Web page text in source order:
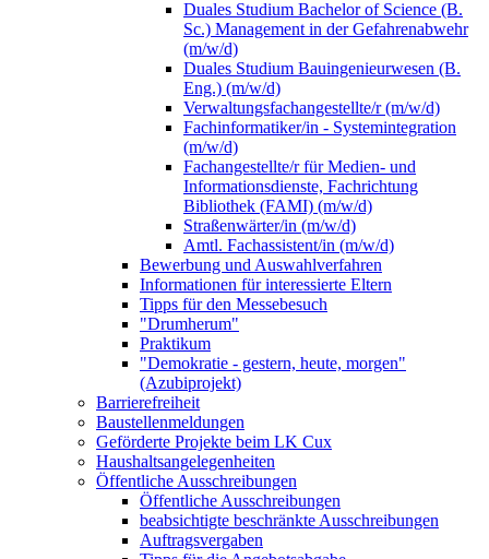
Duales Studium Bachelor of Science (B.
Sc.) Management in der Gefahrenabwehr
(m/w/d)
Duales Studium Bauingenieurwesen (B.
Eng.) (m/w/d)
Verwaltungsfachangestellte/r (m/w/d)
Fachinformatiker/in - Systemintegration
(m/w/d)
Fachangestellte/r für Medien- und
Informationsdienste, Fachrichtung
Bibliothek (FAMI) (m/w/d)
Straßenwärter/in (m/w/d)
Amtl. Fachassistent/in (m/w/d)
Bewerbung und Auswahlverfahren
Informationen für interessierte Eltern
Tipps für den Messebesuch
"Drumherum"
Praktikum
"Demokratie - gestern, heute, morgen"
(Azubiprojekt)
Barrierefreiheit
Baustellenmeldungen
Geförderte Projekte beim LK Cux
Haushaltsangelegenheiten
Öffentliche Ausschreibungen
Öffentliche Ausschreibungen
beabsichtigte beschränkte Ausschreibungen
Auftragsvergaben